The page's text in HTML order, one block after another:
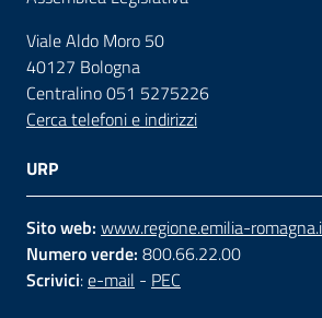
Contatti
su
Viale Aldo Moro 50
40127 Bologna
Centralino 051 5275226
Cerca telefoni e indirizzi
URP
Sito web: www.regione.emilia-
Numero verde: 800.66.22.00
Scrivici:e-mail - PEC